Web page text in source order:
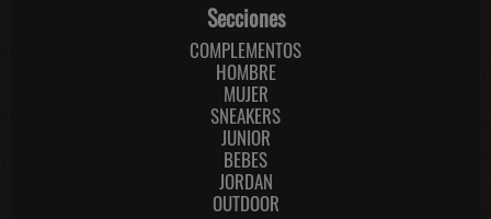
Secciones
COMPLEMENTOS
HOMBRE
MUJER
SNEAKERS
JUNIOR
BEBES
JORDAN
OUTDOOR